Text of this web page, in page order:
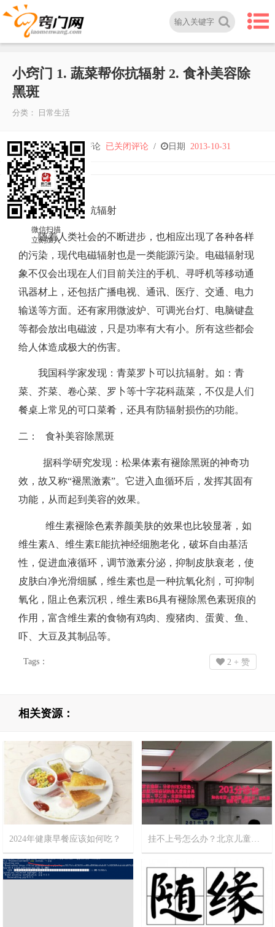
小窍门 1. 蔬菜帮你抗辐射 2. 食补美容除
黑斑
分类： 日常生活
人气2,018/ 评论 小
门
1.
蔬
菜
帮
抗
2.
补
美
容
除
已关闭评论 / 日期 2013-10-31
一： 蔬菜帮你抗辐射
随着人类社会的不断进步，也相应出现了各种各样
的污染，现代电磁辐射也是一类能源污染。电磁辐射现
象不仅会出现在人们目前关注的手机、寻呼机等移动通
讯器材上，还包括广播电视、通讯、医疗、交通、电力
输送等方面。还有家用微波炉、可调光台灯、电脑键盘
等都会放出电磁波，只是功率有大有小。所有这些都会
给人体造成极大的伤害。
我国科学家发现：青菜罗卜可以抗辐射。如：青
菜、芥菜、卷心菜、罗卜等十字花科蔬菜，不仅是人们
餐桌上常见的可口菜肴，还具有防辐射损伤的功能。
二： 食补美容除黑斑
据科学研究发现：松果体素有褪除黑斑的神奇功
效，故又称“褪黑激素”。它进入血循环后，发挥其固有
功能，从而起到美容的效果。
维生素褪除色素养颜美肤的效果也比较显著，如
维生素A、维生素E能抗神经细胞老化，破坏自由基活
性，促进血液循环，调节激素分泌，抑制皮肤衰老，使
皮肤白净光滑细腻，维生素也是一种抗氧化剂，可抑制
氧化，阻止色素沉积，维生素B6具有褪除黑色素斑痕的
作用，富含维生素的食物有鸡肉、瘦猪肉、蛋黄、鱼、
吓、大豆及其制品等。
Tags： 2 + 赞
相关资源：
2024年健康早餐应该如何吃？
2024-2-12 11
挂不上号怎么办？北京儿童医院攻略
微信扫描
立刻加入